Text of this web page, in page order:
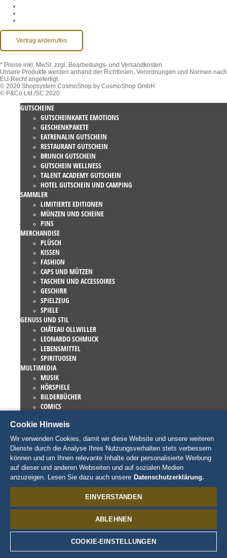
Vertrag widerrufen
* Preise inkl. MwSt. zzgl. Bearbeitungs- und Versandkosten.
Unsere Produkte werden anhand der Richtlinien, Verordnungen und Normen nach
EU-Recht angefertigt.
© 2020 Shopsystem CosmoShop by CosmoShop GmbH
© P&Co.Ltd./SC 2020
GUTSCHEINE
GUTSCHEINKARTE EMOTIONS
GESCHENKPAKETE
EATRENALIN GUTSCHEIN
RESTAURANT GUTSCHEIN
BRUNCH GUTSCHEIN
GUTSCHEIN WELLNESS
TALENT ACADEMY GUTSCHEIN
HOTEL GUTSCHEIN UND CAMPING
SAMMLER
LIMITIERTE EDITIONEN
MÜNZEN UND SCHEINE
PINS
MERCHANDISE
PLÜSCH
KISSEN
FASHION
CAPS UND MÜTZEN
TASCHEN UND ACCESSOIRES
GESCHIRR
SPIELZEUG
SPIELE
GENUSS UND STIL
CHÂTEAU OLLWILLER
LEONARDO SCHMUCK
LEBENSMITTEL
SPIRITUOSEN
MULTIMEDIA
MUSIK
HÖRSPIELE
BILDERBÜCHER
COMICS
EUROPA-PARK BÜCHER
GAMES UND FILME
KOLLEKTIONEN
EUROPA-PARK ATTRAKTIONEN
TRAUMATICA – FESTIVAL OF FEAR
LIEBHABERSTÜCKE
TALENT ACADEMY
CHARAKTERE
ED EUROMAUS
EDDA EUROMAUSI
MADAME FREUDENREICH
Cookie Hinweis
Wir verwenden Cookies, damit wir diese Website und unsere weiteren
Dienste durch die Analyse Ihres Nutzungsverhalten stets verbessern
können und um Ihnen relevante Inhalte oder personalisierte Werbung
auf dieser und anderen Webseiten und auf sozialen Medien
anzuzeigen. Lesen Sie dazu auch unsere Datenschutzerklärung.
EINVERSTANDEN
ABLEHNEN
COOKIE-EINSTELLUNGEN